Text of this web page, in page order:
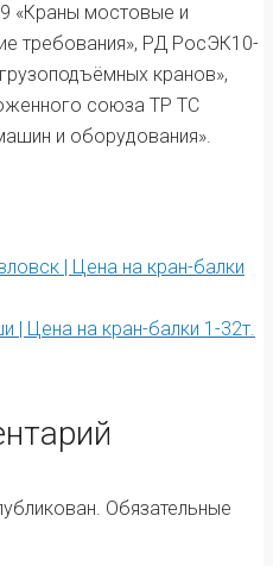
«Краны мостовые и
требования», РД РосЭК10-
кранов»,
союза ТР ТС
и оборудования».
| Цена на кран-балки
| Цена на кран-балки 1-32т.
Обязательные